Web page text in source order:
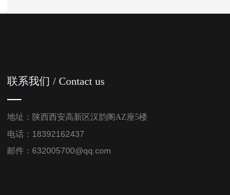
联系我们 / Contact us
地址：陕西西安高新区汉韵阁AZ座5楼
电话：18392162437
邮件：632005700@qq.com